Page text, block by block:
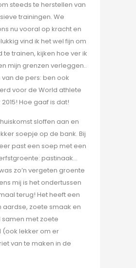
steeds te herstellen van
trainingen. We
nu vooral op kracht en
vind ik het wel fijn om
te trainen, kijken hoe ver ik
mijn grenzen verleggen..
van de pers: ben ook
voor de World athlete
Hoe gaaf is dat!
sloffen aan en
soepje op de bank. Bij
past een soep met een
pastinaak…
zo’n vergeten groente
mij is het ondertussen
terug! Het heeft een
aardse, zoete smaak en
met zoete
lekker om er
van te maken in de